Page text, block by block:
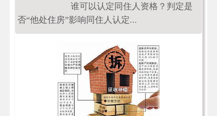
谁可以认定同住人资格？判定是
否“他处住房”影响同住人认定...